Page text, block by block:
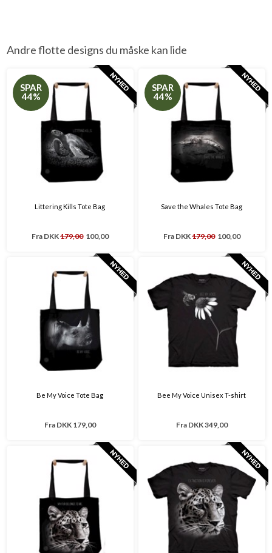
Andre flotte designs du måske kan lide
SPAR
44%
Littering Kills Tote Bag
Fra DKK179,00 100,00
SPAR
44%
Save the Whales Tote Bag
Fra DKK179,00 100,00
Be My Voice Tote Bag
Fra DKK 179,00
Bee My Voice Unisex T-shirt
Fra DKK 349,00